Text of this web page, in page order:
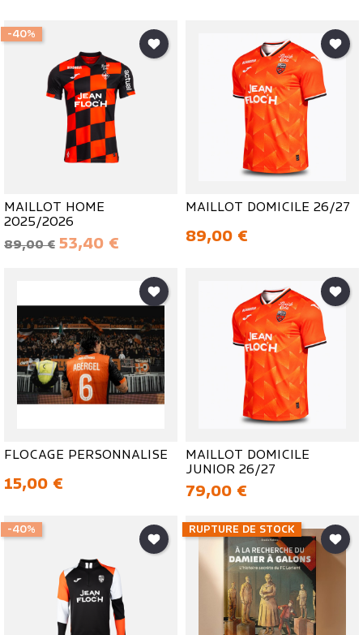
MAILLOT HOME
2025/2026
Prix de base
89,00 € Prix
53,40 €
-40%
MAILLOT DOMICILE 26/27
Prix
89,00 €
FLOCAGE PERSONNALISE
Prix
15,00 €
MAILLOT DOMICILE
JUNIOR 26/27
Prix
79,00 €
-40% RUPTURE DE STOCK